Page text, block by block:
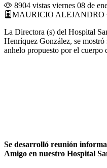
8904 vistas viernes 08 de
MAURICIO ALEJANDRO
La Directora (s) del Hospital
Henríquez González, se
anhelo propuesto por el cuerpo
Se desarrolló reunión
Amigo en nuestro Hospital